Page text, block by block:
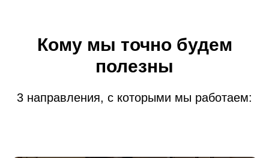
Кому мы точно будем
полезны
3 направления, с которыми мы работаем: